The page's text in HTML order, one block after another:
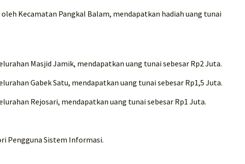
Kecamatan Pangkal Balam, mendapatkan hadiah uang tunai
Masjid Jamik, mendapatkan uang tunai sebesar Rp2 Juta.
Gabek Satu, mendapatkan uang tunai sebesar Rp1,5 Juta.
Rejosari, mendapatkan uang tunai sebesar Rp1 Juta.
Pengguna Sistem Informasi.